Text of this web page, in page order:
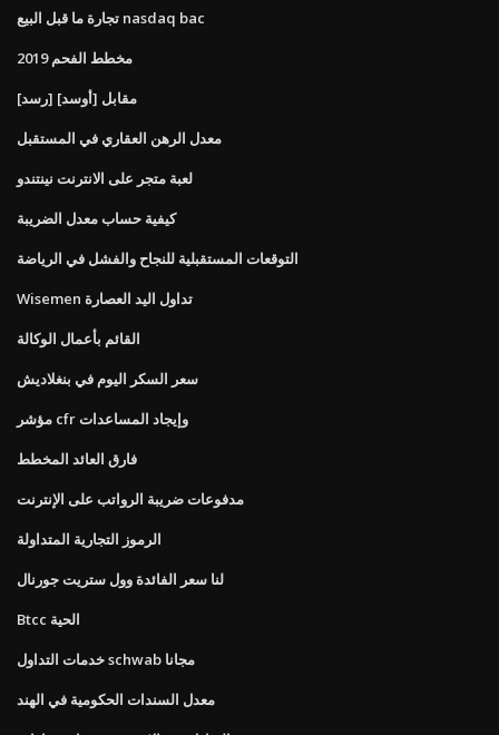
تجارة ما قبل البيع nasdaq bac
مخطط الفحم 2019
[رسد] مقابل [أوسد]
معدل الرهن العقاري في المستقبل
لعبة متجر على الانترنت نينتندو
كيفية حساب معدل الضريبة
التوقعات المستقبلية للنجاح والفشل في الرياضة
Wisemen تداول اليد العصارة
القائم بأعمال الوكالة
سعر السكر اليوم في بنغلاديش
مؤشر cfr وإيجاد المساعدات
فارق العائد المخطط
مدفوعات ضريبة الرواتب على الإنترنت
الرموز التجارية المتداولة
لنا سعر الفائدة وول ستريت جورنال
Btcc الحية
خدمات التداول schwab مجانا
معدل السندات الحكومية في الهند